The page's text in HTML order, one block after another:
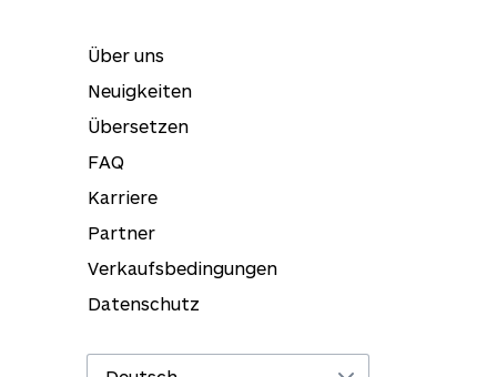
Über uns
Neuigkeiten
Übersetzen
FAQ
Karriere
Partner
Verkaufsbedingungen
Datenschutz